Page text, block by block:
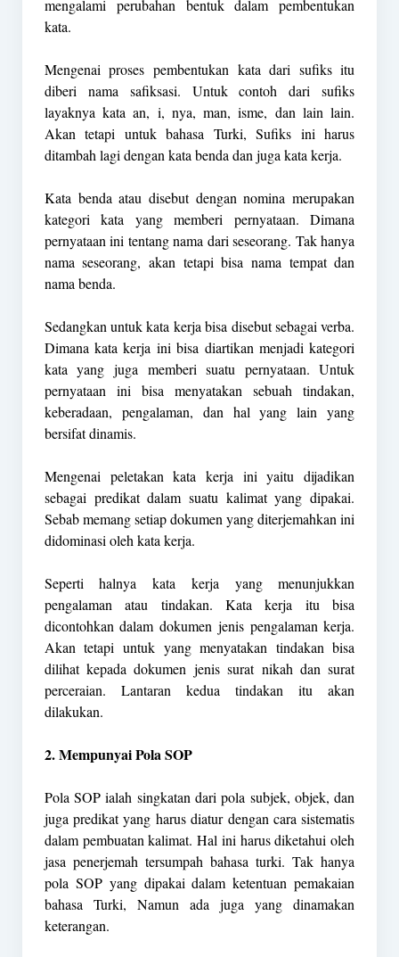
mengalami perubahan bentuk dalam pembentukan
kata.
Mengenai proses pembentukan kata dari sufiks itu
diberi nama safiksasi. Untuk contoh dari sufiks
layaknya kata an, i, nya, man, isme, dan lain lain.
Akan tetapi untuk bahasa Turki, Sufiks ini harus
ditambah lagi dengan kata benda dan juga kata kerja.
Kata benda atau disebut dengan nomina merupakan
kategori kata yang memberi pernyataan. Dimana
pernyataan ini tentang nama dari seseorang. Tak hanya
nama seseorang, akan tetapi bisa nama tempat dan
nama benda.
Sedangkan untuk kata kerja bisa disebut sebagai verba.
Dimana kata kerja ini bisa diartikan menjadi kategori
kata yang juga memberi suatu pernyataan. Untuk
pernyataan ini bisa menyatakan sebuah tindakan,
keberadaan, pengalaman, dan hal yang lain yang
bersifat dinamis.
Mengenai peletakan kata kerja ini yaitu dijadikan
sebagai predikat dalam suatu kalimat yang dipakai.
Sebab memang setiap dokumen yang diterjemahkan ini
didominasi oleh kata kerja.
Seperti halnya kata kerja yang menunjukkan
pengalaman atau tindakan. Kata kerja itu bisa
dicontohkan dalam dokumen jenis pengalaman kerja.
Akan tetapi untuk yang menyatakan tindakan bisa
dilihat kepada dokumen jenis surat nikah dan surat
perceraian. Lantaran kedua tindakan itu akan
dilakukan.
2. Mempunyai Pola SOP
Pola SOP ialah singkatan dari pola subjek, objek, dan
juga predikat yang harus diatur dengan cara sistematis
dalam pembuatan kalimat. Hal ini harus diketahui oleh
jasa penerjemah tersumpah bahasa turki. Tak hanya
pola SOP yang dipakai dalam ketentuan pemakaian
bahasa Turki, Namun ada juga yang dinamakan
keterangan.